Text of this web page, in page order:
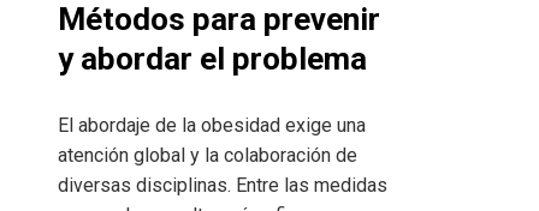
Métodos para prevenir
y abordar el problema
El abordaje de la obesidad exige una
atención global y la colaboración de
diversas disciplinas. Entre las medidas